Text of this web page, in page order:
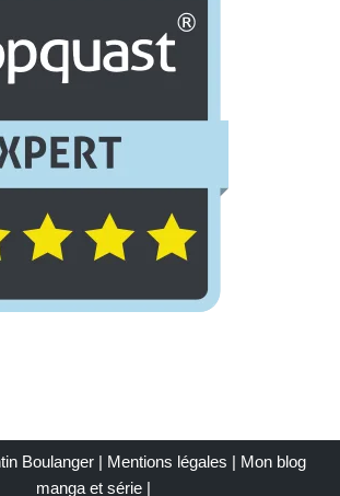
Boulanger | Mentions légales | Mon blog
manga et série|